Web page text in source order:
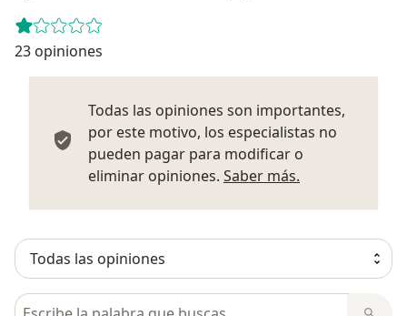
23 opiniones
Todas las opiniones son importantes,
por este motivo, los especialistas no
pueden pagar para modificar o
eliminar opiniones. Saber más.
Busca en opiniones